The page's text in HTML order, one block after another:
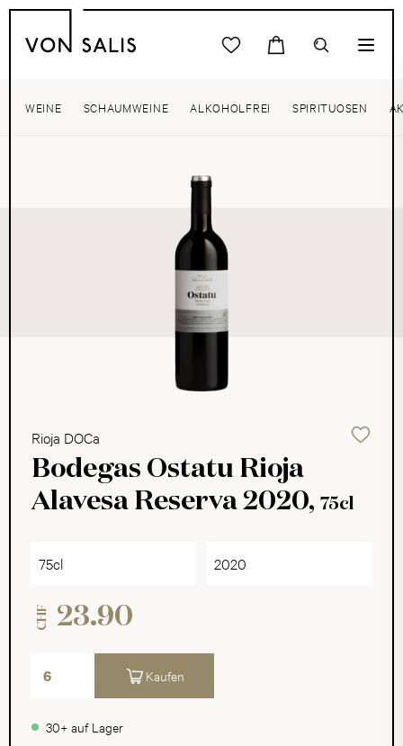
WEINE SCHAUMWEINE ALKOHOLFREI SPIRITUOSEN
Rioja DOCa
Bodegas Ostatu Rioja
Alavesa Reserva 2020, 75cl
75cl 2020
30+ auf Lager
CHF 23.90
Kaufen